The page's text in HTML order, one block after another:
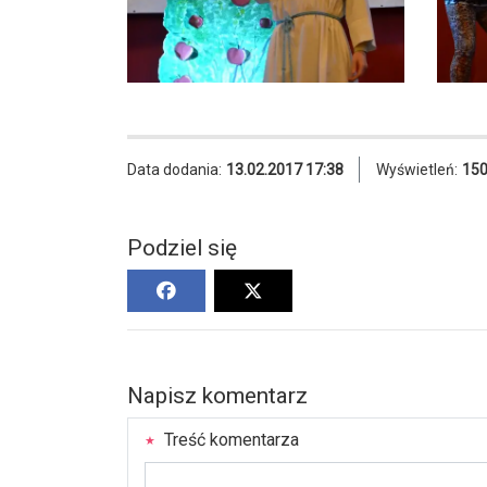
Data dodania: 13.02.2017 17:38 Wyświetleń: 150
Podziel się
Napisz komentarz
Treść komentarza